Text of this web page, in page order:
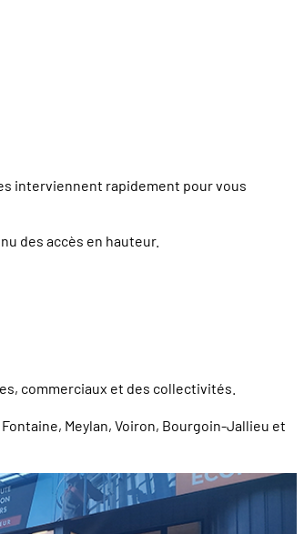
interviennent rapidement pour vous
des accès en hauteur.
commerciaux et des collectivités.
Meylan, Voiron, Bourgoin-Jallieu et